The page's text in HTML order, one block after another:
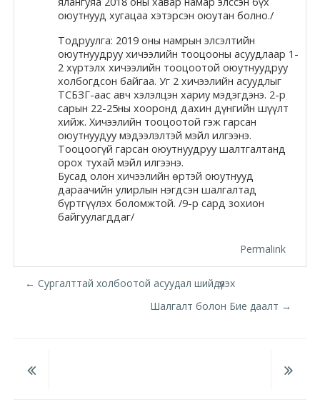
Moodle
development
Moodle
Docs
Moodle.com
оюутнууд хугацаа хэтэрсэн оюутан болно./
Тодруулга: 2019 оны намрын элсэлтийн
оюутнуудруу хичээлийн тооцооны асуудлаар 1-
2 хүртэлх хичээлийн тооцоотой оюутнуудруу
холбогдсон байгаа. Уг 2 хичээлийн асуудлыг
ТСБЗГ-аас авч хэлэлцэн хариу мэдэгдэнэ. 2-р
сарын 22-25ны хооронд дахин дүнгийн шүүлт
хийж. Хичээлийн тооцоотой гэж гарсан
оюутнуудуу мэдээлэлтэй мэйл илгээнэ.
Тооцоогүй гарсан оюутнуудруу шалтгалтанд
орох тухай мэйл илгээнэ.
Бусад олон хичээлийн өртэй оюутнууд
дараачийн улирлын нэгдсэн шалгалтад
бүртгүүлэх боломжтой. /9-р сард зохион
байгуулагддаг/
Permalink
← Сургалттай холбоотой асуудал шийдүүлэх
Шалгалт болон Бие даалт →